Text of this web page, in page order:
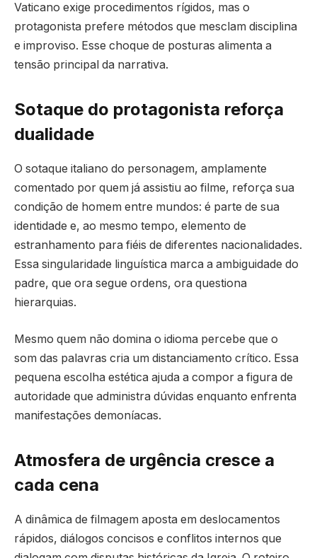
Vaticano exige procedimentos rígidos, mas o
protagonista prefere métodos que mesclam disciplina
e improviso. Esse choque de posturas alimenta a
tensão principal da narrativa.
Sotaque do protagonista reforça
dualidade
O sotaque italiano do personagem, amplamente
comentado por quem já assistiu ao filme, reforça sua
condição de homem entre mundos: é parte de sua
identidade e, ao mesmo tempo, elemento de
estranhamento para fiéis de diferentes nacionalidades.
Essa singularidade linguística marca a ambiguidade do
padre, que ora segue ordens, ora questiona
hierarquias.
Mesmo quem não domina o idioma percebe que o
som das palavras cria um distanciamento crítico. Essa
pequena escolha estética ajuda a compor a figura de
autoridade que administra dúvidas enquanto enfrenta
manifestações demoníacas.
Atmosfera de urgência cresce a
cada cena
A dinâmica de filmagem aposta em deslocamentos
rápidos, diálogos concisos e conflitos internos que